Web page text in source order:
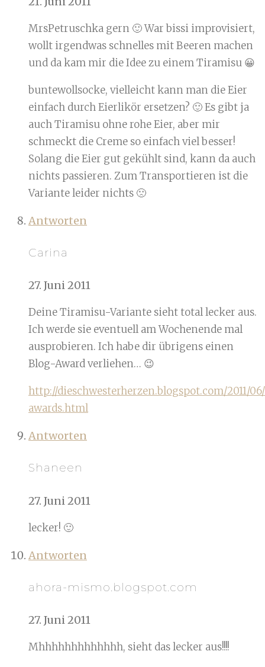
MrsPetruschka gern 🙂 War bissi improvisiert,
wollt irgendwas schnelles mit Beeren machen
und da kam mir die Idee zu einem Tiramisu 😀
buntewollsocke, vielleicht kann man die Eier
einfach durch Eierlikör ersetzen? 🙂 Es gibt ja
auch Tiramisu ohne rohe Eier, aber mir
schmeckt die Creme so einfach viel besser!
Solang die Eier gut gekühlt sind, kann da auch
nichts passieren. Zum Transportieren ist die
Variante leider nichts 🙁
Antworten
Carina
27. Juni 2011
Deine Tiramisu-Variante sieht total lecker aus.
Ich werde sie eventuell am Wochenende mal
ausprobieren. Ich habe dir übrigens einen
Blog-Award verliehen… 😉
http://dieschwesterherzen.blogspot.com/2011/
awards.html
Antworten
Shaneen
27. Juni 2011
lecker! 🙂
Antworten
ahora-mismo.blogspot.com
27. Juni 2011
Mhhhhhhhhhhhhh, sieht das lecker aus!!!!